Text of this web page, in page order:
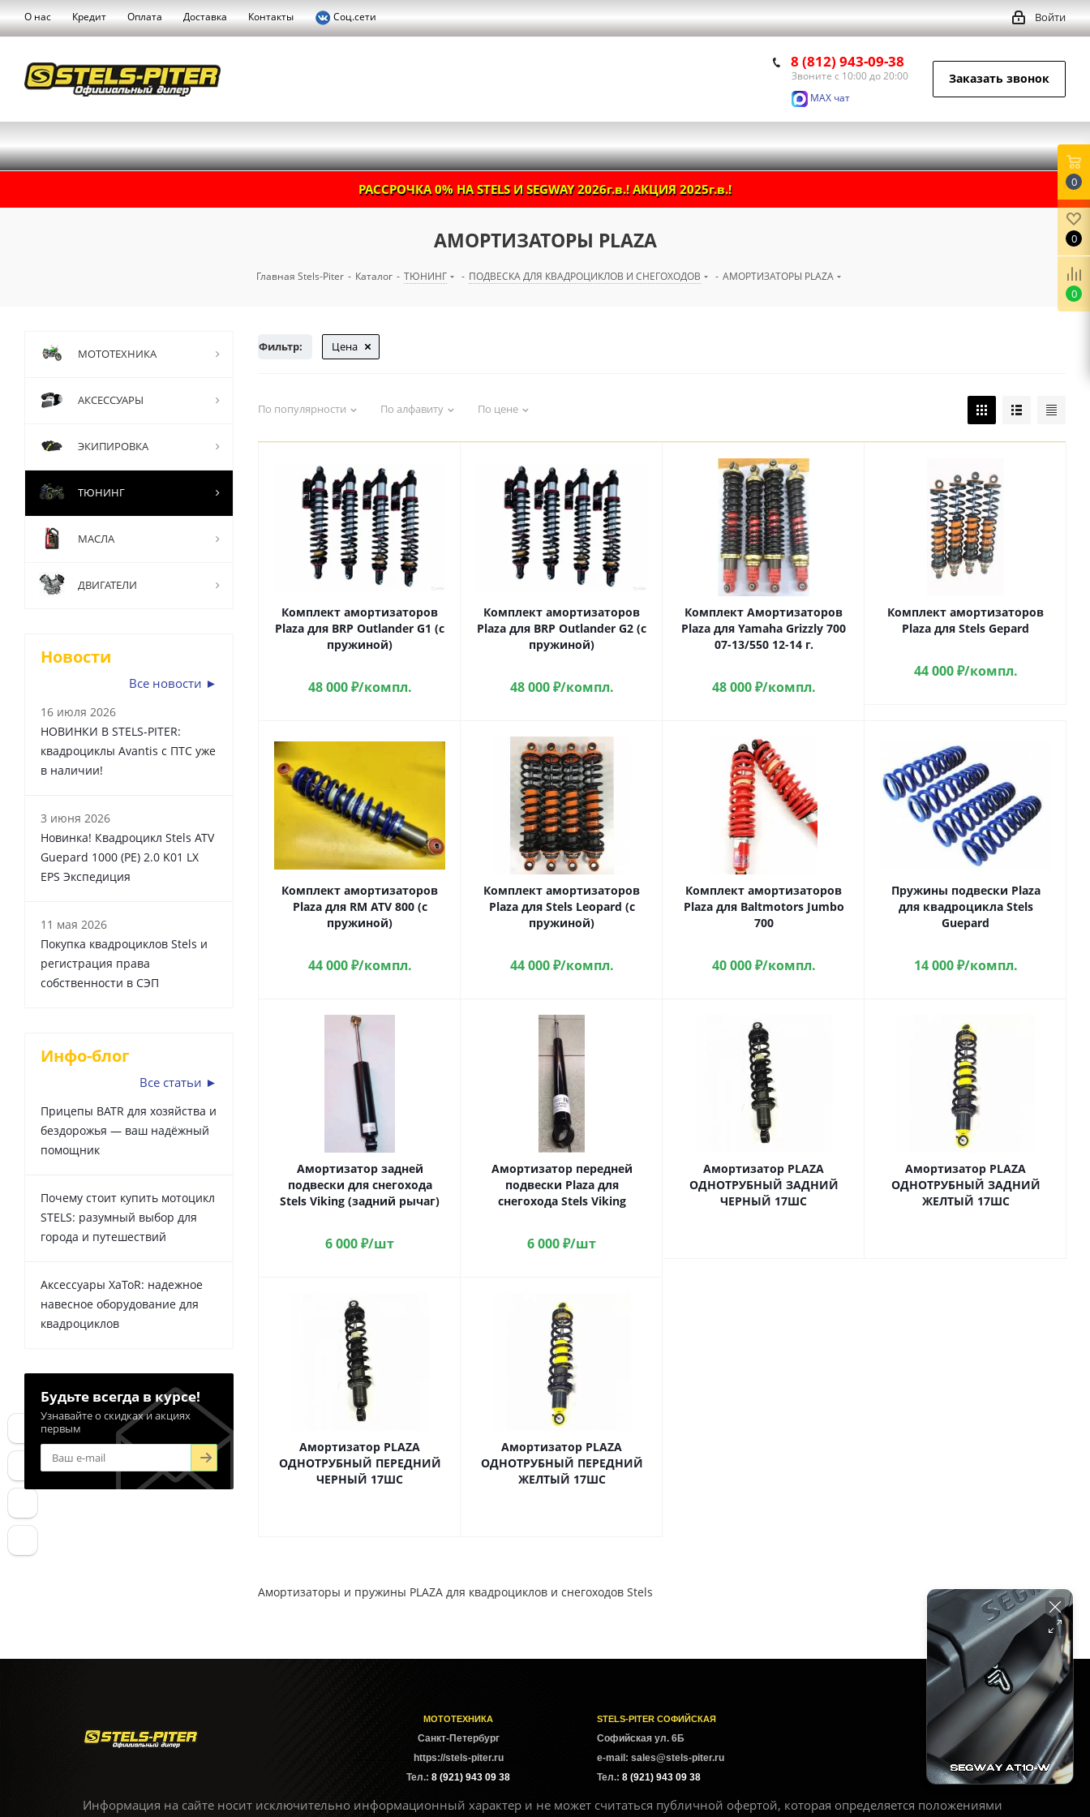
О нас Кредит Оплата Доставка Контакты Соц.сети Войти
8 (812) 943-09-38
Звоните с 10:00 до 20:00
MAX чат
Заказать звонок
РАССРОЧКА 0% НА STELS И SEGWAY 2026г.в.! АКЦИЯ 2025г.в.!
АМОРТИЗАТОРЫ PLAZA
Главная Stels-Piter - Каталог - ТЮНИНГ - ПОДВЕСКА ДЛЯ КВАДРОЦИКЛОВ И СНЕГОХОДОВ - АМОРТИЗАТОРЫ PLAZA
Фильтр: Цена
По популярности По алфавиту По цене
Комплект амортизаторов
Plaza для BRP Outlander G1 (с
пружиной)
48 000₽/компл.
Комплект амортизаторов
Plaza для BRP Outlander G2 (с
пружиной)
48 000₽/компл.
Комплект Амортизаторов
Plaza для Yamaha Grizzly 700
07-13/550 12-14 г.
48 000₽/компл.
Комплект амортизаторов
Plaza для Stels Gepard
44 000₽/компл.
Комплект амортизаторов
Plaza для RM ATV 800 (с
пружиной)
44 000₽/компл.
Комплект амортизаторов
Plaza для Stels Leopard (с
пружиной)
44 000₽/компл.
Комплект амортизаторов
Plaza для Baltmotors Jumbo
700
40 000₽/компл.
Пружины подвески Plaza
для квадроцикла Stels
Guepard
14 000₽/компл.
Амортизатор задней
подвески для снегохода
Stels Viking (задний рычаг)
6 000₽/шт
Амортизатор передней
подвески Plaza для
снегохода Stels Viking
6 000₽/шт
Амортизатор PLAZA
ОДНОТРУБНЫЙ ЗАДНИЙ
ЧЕРНЫЙ 17ШС
Амортизатор PLAZA
ОДНОТРУБНЫЙ ЗАДНИЙ
ЖЕЛТЫЙ 17ШС
Амортизатор PLAZA
ОДНОТРУБНЫЙ ПЕРЕДНИЙ
ЧЕРНЫЙ 17ШС
Амортизатор PLAZA
ОДНОТРУБНЫЙ ПЕРЕДНИЙ
ЖЕЛТЫЙ 17ШС
Амортизаторы и пружины PLAZA для квадроциклов и снегоходов Stels
МОТОТЕХНИКА
АКСЕССУАРЫ
ЭКИПИРОВКА
ТЮНИНГ
МАСЛА
ДВИГАТЕЛИ
Новости
Все новости ►
16 июля 2026
НОВИНКИ В STELS-PITER:
квадроциклы Avantis с ПТС уже
в наличии!
3 июня 2026
Новинка! Квадроцикл Stels ATV
Guepard 1000 (PE) 2.0 K01 LX
EPS Экспедиция
11 мая 2026
Покупка квадроциклов Stels и
регистрация права
собственности в СЭП
Инфо-блог
Все статьи ►
Прицепы BATR для хозяйства и
бездорожья — ваш надёжный
помощник
Почему стоит купить мотоцикл
STELS: разумный выбор для
города и путешествий
Аксессуары XaToR: надежное
навесное оборудование для
квадроциклов
Будьте всегда в курсе!
Узнавайте о скидках и акциях
первым
МОТОТЕХНИКА
Cанкт-Петербург
https://stels-piter.ru
Тел.: 8 (921) 943 09 38
STELS-PITER СОФИЙСКАЯ
Софийская ул. 6Б
e-mail: sales@stels-piter.ru
Тел.: 8 (921) 943 09 38
РЕЖИМ РАБОТЫ
Ежедневно:
с 10:00 до 20:00
Информация на сайте носит исключительно информационный характер и не может считаться публичной офертой, которая определяется положениями
0
0
0